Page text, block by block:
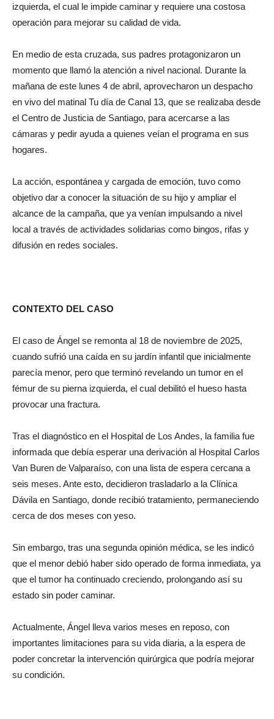
izquierda, el cual le impide caminar y requiere una costosa
operación para mejorar su calidad de vida.
En medio de esta cruzada, sus padres protagonizaron un
momento que llamó la atención a nivel nacional. Durante la
mañana de este lunes 4 de abril, aprovecharon un despacho
en vivo del matinal Tu día de Canal 13, que se realizaba desde
el Centro de Justicia de Santiago, para acercarse a las
cámaras y pedir ayuda a quienes veían el programa en sus
hogares.
La acción, espontánea y cargada de emoción, tuvo como
objetivo dar a conocer la situación de su hijo y ampliar el
alcance de la campaña, que ya venían impulsando a nivel
local a través de actividades solidarias como bingos, rifas y
difusión en redes sociales.
CONTEXTO DEL CASO
El caso de Ángel se remonta al 18 de noviembre de 2025,
cuando sufrió una caída en su jardín infantil que inicialmente
parecía menor, pero que terminó revelando un tumor en el
fémur de su pierna izquierda, el cual debilitó el hueso hasta
provocar una fractura.
Tras el diagnóstico en el Hospital de Los Andes, la familia fue
informada que debía esperar una derivación al Hospital Carlos
Van Buren de Valparaíso, con una lista de espera cercana a
seis meses. Ante esto, decidieron trasladarlo a la Clínica
Dávila en Santiago, donde recibió tratamiento, permaneciendo
cerca de dos meses con yeso.
Sin embargo, tras una segunda opinión médica, se les indicó
que el menor debió haber sido operado de forma inmediata, ya
que el tumor ha continuado creciendo, prolongando así su
estado sin poder caminar.
Actualmente, Ángel lleva varios meses en reposo, con
importantes limitaciones para su vida diaria, a la espera de
poder concretar la intervención quirúrgica que podría mejorar
su condición.